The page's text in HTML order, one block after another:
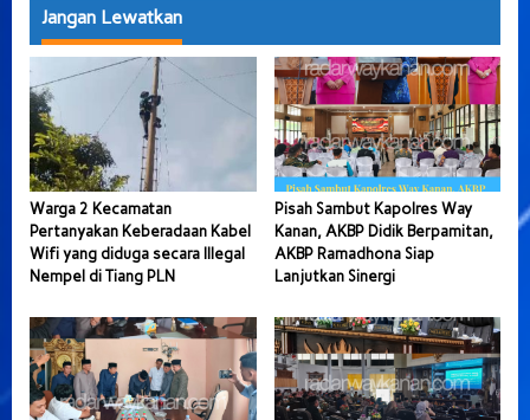
Jangan Lewatkan
Warga 2 Kecamatan
Pertanyakan Keberadaan Kabel
Wifi yang diduga secara Illegal
Nempel di Tiang PLN
Pisah Sambut Kapolres Way
Kanan, AKBP Didik Berpamitan,
AKBP Ramadhona Siap
Lanjutkan Sinergi